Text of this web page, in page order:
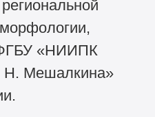
«НИИПК
Н. Мешалкина»